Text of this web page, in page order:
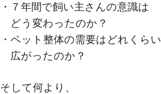
・７年間で飼い主さんの意識は
どう変わったのか？
・ペット整体の需要はどれくらい
広がったのか？
そして何より、